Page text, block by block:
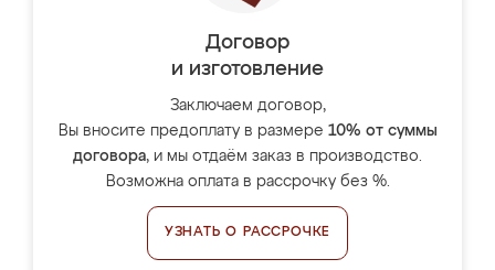
Договор
и изготовление
Заключаем договор,
Вы вносите предоплату в размере 10% от суммы
договора, и мы отдаём заказ в производство.
Возможна оплата в рассрочку без %.
УЗНАТЬ О РАССРОЧКЕ